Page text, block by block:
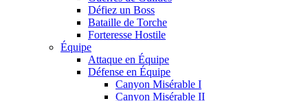
Défiez un Boss
Bataille de Torche
Forteresse Hostile
Équipe
Attaque en Équipe
Défense en Équipe
Canyon Misérable I
Canyon Misérable II